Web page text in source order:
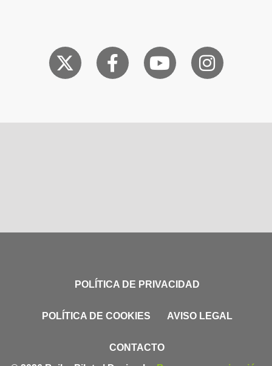
POLÍTICA DE PRIVACIDAD
POLÍTICA DE COOKIES AVISO LEGAL
CONTACTO